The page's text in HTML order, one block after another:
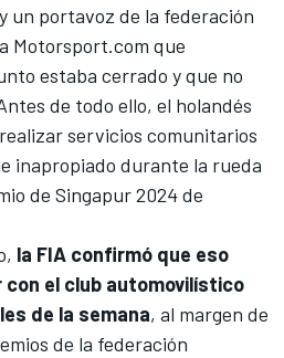
un portavoz de la federación
Motorsport.com que
estaba cerrado y que no
de todo ello, el holandés
servicios comunitarios
inapropiado durante la rueda
de Singapur 2024 de
la FIA confirmó que eso
el club automovilístico
de la semana, al margen de
de la federación